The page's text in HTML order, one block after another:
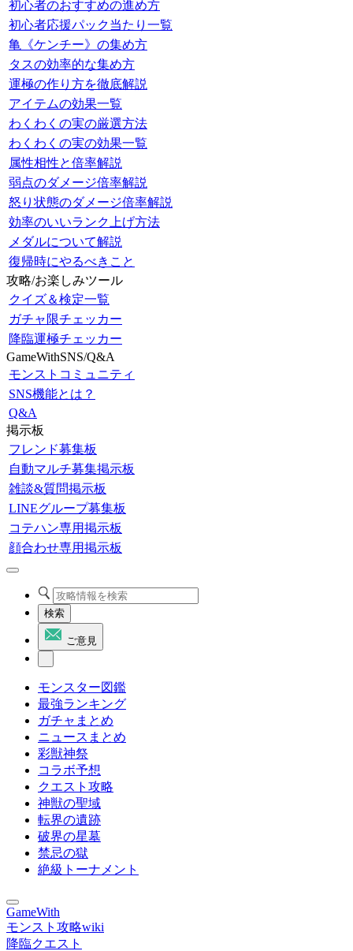
初心者のおすすめの進め方
初心者応援パック当たり一覧
亀《ケンチー》の集め方
タスの効率的な集め方
運極の作り方を徹底解説
アイテムの効果一覧
わくわくの実の厳選方法
わくわくの実の効果一覧
属性相性と倍率解説
弱点のダメージ倍率解説
怒り状態のダメージ倍率解説
効率のいいランク上げ方法
メダルについて解説
復帰時にやるべきこと
攻略/お楽しみツール
クイズ＆検定一覧
ガチャ限チェッカー
降臨運極チェッカー
GameWithSNS/Q&A
モンストコミュニティ
SNS機能とは？
Q&A
掲示板
フレンド募集板
自動マルチ募集掲示板
雑談&質問掲示板
LINEグループ募集板
コテハン専用掲示板
顔合わせ専用掲示板
検索
ご意見
モンスター図鑑
最強ランキング
ガチャまとめ
ニュースまとめ
彩獣神祭
コラボ予想
クエスト攻略
神獣の聖域
転界の遺跡
破界の星墓
禁忌の獄
絶級トーナメント
GameWith
モンスト攻略wiki
降臨クエスト